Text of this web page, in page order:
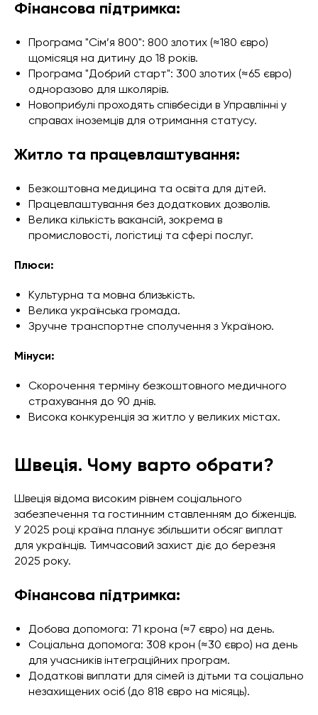
Фінансова підтримка:
Програма "Сім’я 800": 800 злотих (≈180 євро)
щомісяця на дитину до 18 років.
Програма "Добрий старт": 300 злотих (≈65 євро)
одноразово для школярів.
Новоприбулі проходять співбесіди в Управлінні у
справах іноземців для отримання статусу.
Житло та працевлаштування:
Безкоштовна медицина та освіта для дітей.
Працевлаштування без додаткових дозволів.
Велика кількість вакансій, зокрема в
промисловості, логістиці та сфері послуг.
Плюси:
Культурна та мовна близькість.
Велика українська громада.
Зручне транспортне сполучення з Україною.
Мінуси:
Скорочення терміну безкоштовного медичного
страхування до 90 днів.
Висока конкуренція за житло у великих містах.
Швеція. Чому варто обрати?
Швеція відома високим рівнем соціального
забезпечення та гостинним ставленням до біженців.
У 2025 році країна планує збільшити обсяг виплат
для українців. Тимчасовий захист діє до березня
2025 року.
Фінансова підтримка:
Добова допомога: 71 крона (≈7 євро) на день.
Соціальна допомога: 308 крон (≈30 євро) на день
для учасників інтеграційних програм.
Додаткові виплати для сімей із дітьми та соціально
незахищених осіб (до 818 євро на місяць).